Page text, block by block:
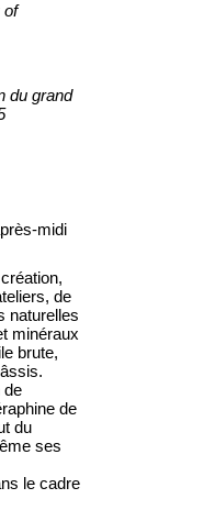
of
du grand
midi
de
naturelles
minéraux
brute,
de
de
du
ses
le cadre